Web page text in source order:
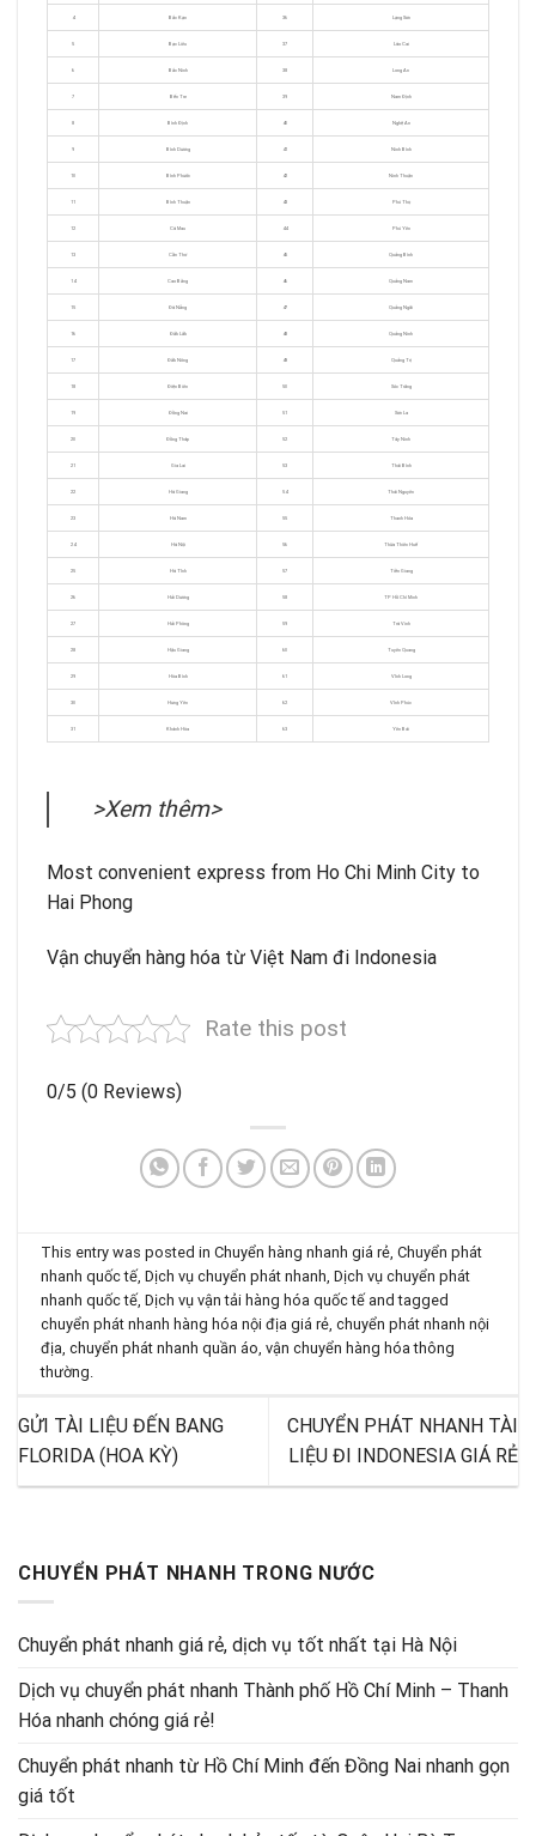
4 Bắc Kạn 36 Lạng Sơn
5 Bạc Liêu 37 Lào Cai
6 Bắc Ninh 38 Long An
7 Bến Tre 39 Nam Định
8 Bình Định 40 Nghệ An
9 Bình Dương 41 Ninh Bình
10 Bình Phước 42 Ninh Thuận
11 Bình Thuận 43 Phú Thọ
12 Cà Mau 44 Phú Yên
13 Cần Thơ 45 Quảng Bình
14 Cao Bằng 46 Quảng Nam
15 Đà Nẵng 47 Quảng Ngãi
16 Đắk Lắk 48 Quảng Ninh
17 Đắk Nông 49 Quảng Trị
18 Điện Biên 50 Sóc Trăng
19 Đồng Nai 51 Sơn La
20 Đồng Tháp 52 Tây Ninh
21 Gia Lai 53 Thái Bình
22 Hà Giang 54 Thái Nguyên
23 Hà Nam 55 Thanh Hóa
24 Hà Nội 56 Thừa Thiên Huế
25 Hà Tĩnh 57 Tiền Giang
26 Hải Dương 58 TP Hồ Chí Minh
27 Hải Phòng 59 Trà Vinh
28 Hậu Giang 60 Tuyên Quang
29 Hòa Bình 61 Vĩnh Long
30 Hưng Yên 62 Vĩnh Phúc
31 Khánh Hòa 63 Yên Bái
>Xem thêm>
Most convenient express from Ho Chi Minh City to
Hai Phong
Vận chuyển hàng hóa từ Việt Nam đi Indonesia
Rate this post
0/5 (0 Reviews)
This entry was posted inChuyển hàng nhanh giá rẻ,Chuyển phát
nhanh quốc tế,Dịch vụ chuyển phát nhanh,Dịch vụ chuyển phát
nhanh quốc tế,Dịch vụ vận tải hàng hóa quốc tế and tagged
chuyển phát nhanh hàng hóa nội địa giá rẻ,chuyển phát nhanh nội
địa,chuyển phát nhanh quần áo,vận chuyển hàng hóa thông
thường.
GỬI TÀI LIỆU ĐẾN BANG
FLORIDA (HOA KỲ)
CHUYỂN PHÁT NHANH TÀI
LIỆU ĐI INDONESIA GIÁ RẺ
CHUYỂN PHÁT NHANH TRONG NƯỚC
Chuyển phát nhanh giá rẻ, dịch vụ tốt nhất tại Hà Nội
Dịch vụ chuyển phát nhanh Thành phố Hồ Chí Minh – Thanh
Hóa nhanh chóng giá rẻ!
Chuyển phát nhanh từ Hồ Chí Minh đến Đồng Nai nhanh gọn
giá tốt